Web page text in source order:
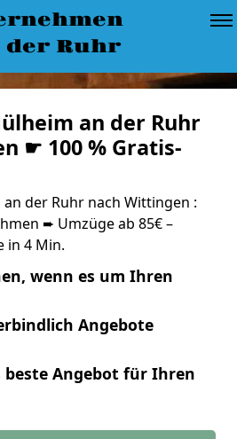
der Ruhr
an der Ruhr
☛ 100 % Gratis-
der Ruhr nach Wittingen :
➨ Umzüge ab 85€ –
in 4 Min.
wenn es um Ihren
Angebote
beste Angebot für Ihren